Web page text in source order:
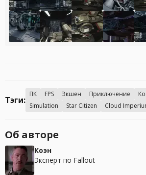
Тэги:
ПК FPS Экшен Приключение
Simulation
Star Citizen Cloud
Об авторе
Коэн
Эксперт по Fallout